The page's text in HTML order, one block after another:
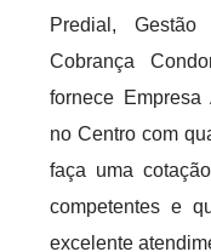
Predial,
Cobrança
fornece Empresa
no Centro com
faça uma
competentes e
excelente